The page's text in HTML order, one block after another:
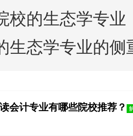
校的生态学专
生态学专业的侧
会计专业有哪些院校推荐？